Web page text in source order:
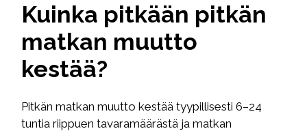
Kuinka pitkään pitkän
matkan muutto
kestää?
Pitkän matkan muutto kestää tyypillisesti 6–24
tuntia riippuen tavaramäärästä ja matkan